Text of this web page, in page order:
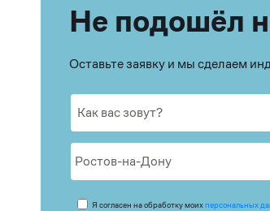
Не подошёл
Оставьте заявку и мы сделаем
Я согласен на обработку моихперсональных